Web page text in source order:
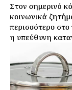
Στον σημερινό
κοινωνικά
περισσότερο
η υπεύθυνη